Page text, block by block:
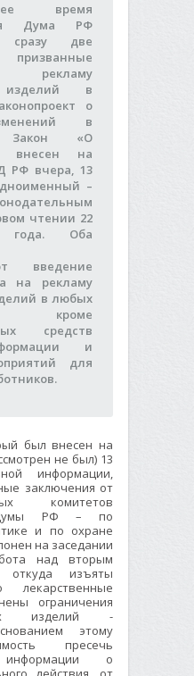
время
Дума РФ
сразу две
рекламу
изделий в
о
в
Закон «О
внесен на
РФ вчера, 13
–
чтении 22
года. Оба
введение
на рекламу
в любых
кроме
средств
и
для
был внесен на
не был) 13
информации,
заключения от
комитетов
Думы РФ – по
и по охране
на заседании
над вторым
откуда изъяты
лекарственные
ограничения
изделий -
этому
пресечь
информации о